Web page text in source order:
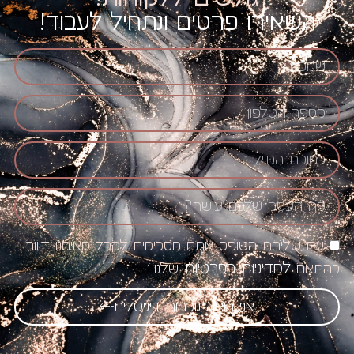
השאירו פרטים ונתחיל לעבוד!
עם שליחת הטופס אתם מסכימים לקבל מאיתנו דיוור
בהתאםלמדיניות הפרטיותשלנו
אני רוצה נוכחות דיגיטלית